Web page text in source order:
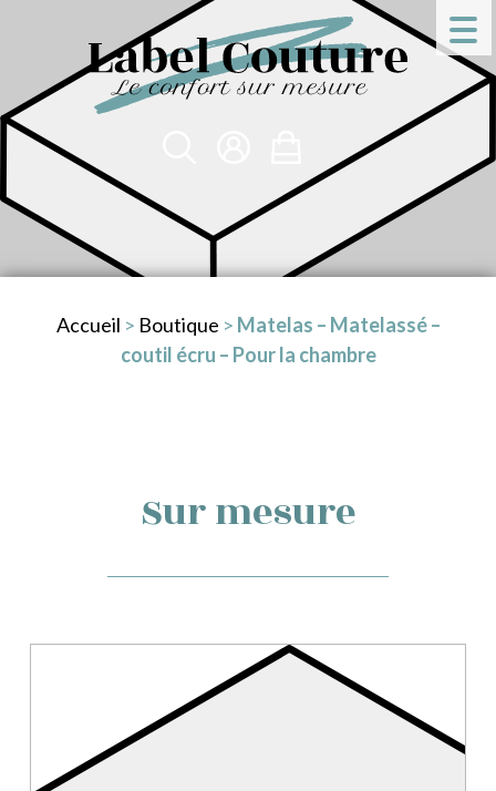
Accueil > Boutique > Matelas – Matelassé –
coutil écru – Pour la chambre
Sur mesure